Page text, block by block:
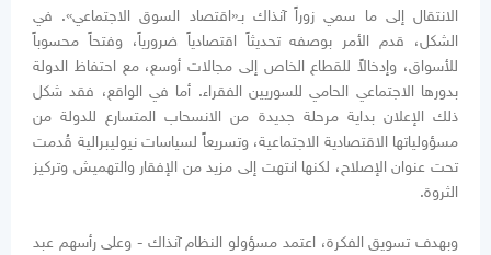
الانتقال إلى ما سمي زوراً آنذاك بـ«اقتصاد السوق الاجتماعي». في
الشكل، قدم الأمر بوصفه تحديثاً اقتصادياً ضرورياً، وفتحاً محسوباً
للأسواق، وإدخالاً للقطاع الخاص إلى مجالات أوسع، مع احتفاظ الدولة
بدورها الاجتماعي الحامي للسوريين الفقراء. أما في الواقع، فقد شكل
ذلك الإعلان بداية مرحلة جديدة من الانسحاب المتسارع للدولة من
مسؤولياتها الاقتصادية الاجتماعية، وتسريعاً لسياسات نيوليبرالية قُدمت
تحت عنوان الإصلاح، لكنها انتهت إلى مزيد من الإفقار والتهميش وتركيز
الثروة.
وبهدف تسويق الفكرة، اعتمد مسؤولو النظام آنذاك - وعلى رأسهم عبد